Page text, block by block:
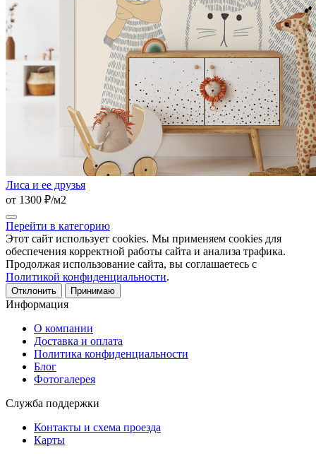
Лиса и ее друзья
от 1300 ₽/м2
Перейти в категорию
Этот сайт использует cookies. Мы применяем cookies для
обеспечения корректной работы сайта и анализа трафика.
Продолжая использование сайта, вы соглашаетесь с
Политикой конфиденциальности.
Отклонить Принимаю
Информация
О компании
Доставка и оплата
Политика конфиденциальности
Блог
Фотогалерея
Служба поддержки
Контакты и схема проезда
Карты